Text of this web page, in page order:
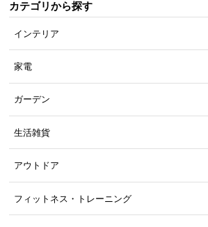
カテゴリから探す
インテリア
家電
ガーデン
生活雑貨
アウトドア
フィットネス・トレーニング